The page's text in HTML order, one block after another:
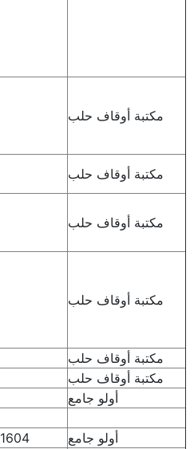
مكتبة أوقاف حلب
مكتبة أوقاف حلب
مكتبة أوقاف حلب
مكتبة أوقاف حلب
مكتبة أوقاف حلب
مكتبة أوقاف حلب
أولو جامع
أولو جامع
1604 -1616